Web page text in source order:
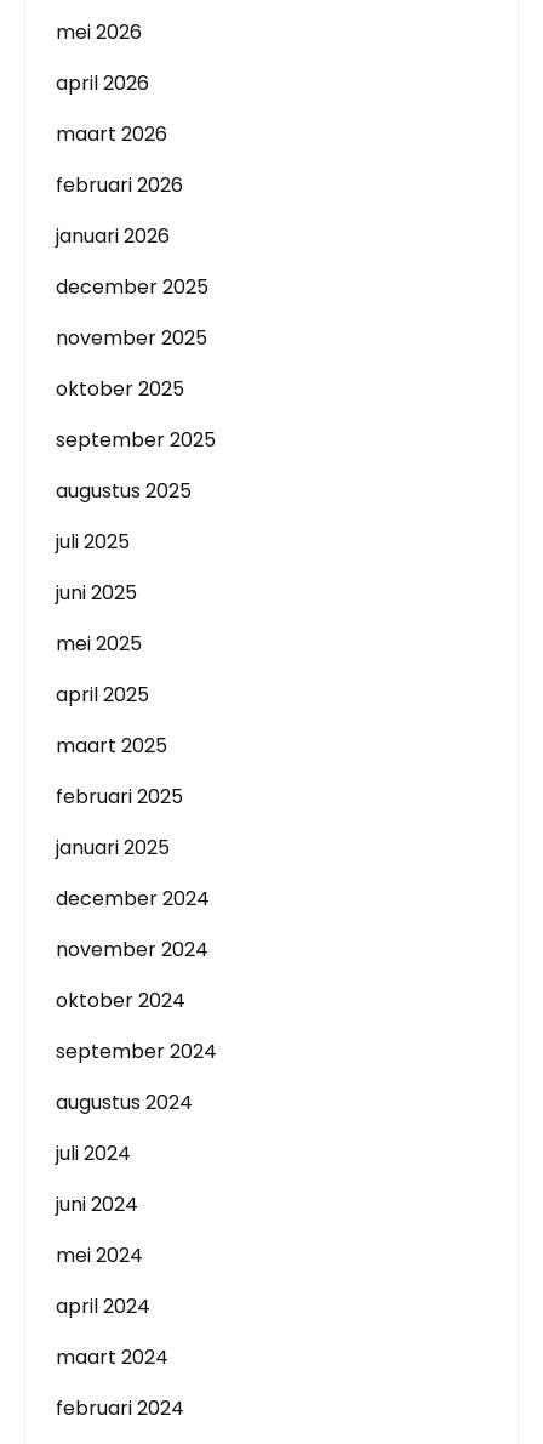
mei 2026
april 2026
maart 2026
februari 2026
januari 2026
december 2025
november 2025
oktober 2025
september 2025
augustus 2025
juli 2025
juni 2025
mei 2025
april 2025
maart 2025
februari 2025
januari 2025
december 2024
november 2024
oktober 2024
september 2024
augustus 2024
juli 2024
juni 2024
mei 2024
april 2024
maart 2024
februari 2024